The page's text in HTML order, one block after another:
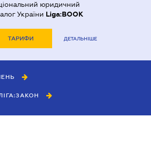
юридичний
України Liga:BOOK
ТАРИФИ ДЕТАЛЬНІШЕ